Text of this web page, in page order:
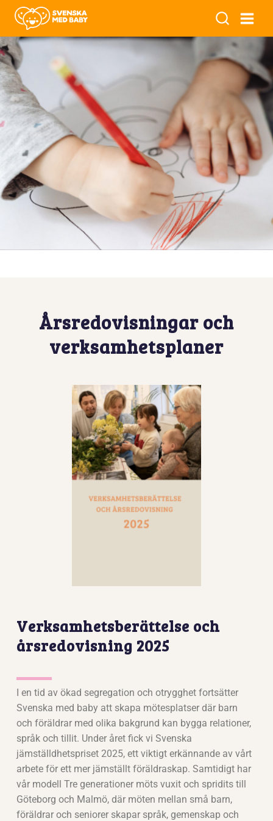
Årsredovisningar och
verksamhetsplaner
Verksamhetsberättelse och
årsredovisning 2025
I en tid av ökad segregation och otrygghet fortsätter
Svenska med baby att skapa mötesplatser där barn
och föräldrar med olika bakgrund kan bygga relationer,
språk och tillit. Under året fick vi Svenska
jämställdhetspriset 2025, ett viktigt erkännande av vårt
arbete för ett mer jämställt föräldraskap. Samtidigt har
vår modell Tre generationer möts vuxit och spridits till
Göteborg och Malmö, där möten mellan små barn,
föräldrar och seniorer skapar språk, gemenskap och